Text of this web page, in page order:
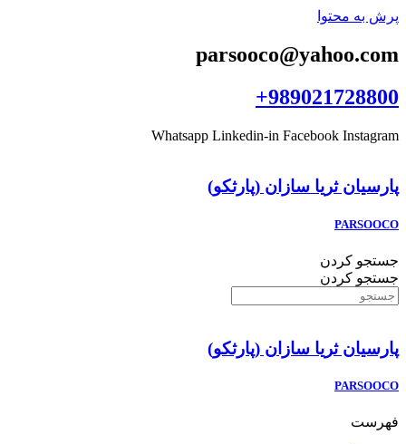
پرش به محتوا
parsooco@yahoo.com
989021728800+
Whatsapp Linkedin-in Facebook Instagram
پارسيان ثريا سازان (پارثكو)
PARSOOCO
جستجو کردن
جستجو کردن
پارسيان ثريا سازان (پارثكو)
PARSOOCO
فهرست